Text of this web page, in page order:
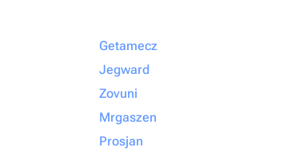
Getamecz
Jegward
Zovuni
Mrgaszen
Prosjan